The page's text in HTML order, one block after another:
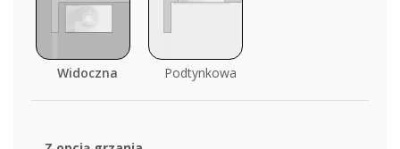
Widoczna Podtynkowa